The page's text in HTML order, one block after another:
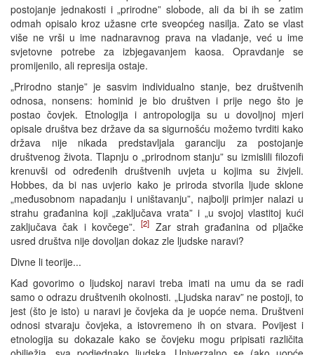
postojanje jednakosti i „prirodne” slobode, ali da bi ih se zatim
odmah opisalo kroz užasne crte sveopćeg nasilja. Zato se vlast
više ne vrši u ime nadnaravnog prava na vladanje, već u ime
svjetovne potrebe za izbjegavanjem kaosa. Opravdanje se
promijenilo, ali represija ostaje.
„Prirodno stanje” je sasvim individualno stanje, bez društvenih
odnosa, nonsens: hominid je bio društven i prije nego što je
postao čovjek. Etnologija i antropologija su u dovoljnoj mjeri
opisale društva bez države da sa sigurnošću možemo tvrditi kako
država nije nikada predstavljala garanciju za postojanje
društvenog života. Tlapnju o „prirodnom stanju” su izmislili filozofi
krenuvši od određenih društvenih uvjeta u kojima su živjeli.
Hobbes, da bi nas uvjerio kako je priroda stvorila ljude sklone
„međusobnom napadanju i uništavanju”, najbolji primjer nalazi u
strahu građanina koji „zaključava vrata” i „u svojoj vlastitoj kući
zaključava čak i kovčege”.[2] Zar strah građanina od pljačke
usred društva nije dovoljan dokaz zle ljudske naravi?
Divne li teorije...
Kad govorimo o ljudskoj naravi treba imati na umu da se radi
samo o odrazu društvenih okolnosti. „Ljudska narav” ne postoji, to
jest (što je isto) u naravi je čovjeka da je uopće nema. Društveni
odnosi stvaraju čovjeka, a istovremeno ih on stvara. Povijest i
etnologija su dokazale kako se čovjeku mogu pripisati različita